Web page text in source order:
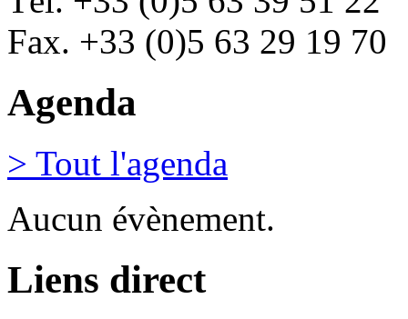
Fax. +33 (0)5 63 29 19 70
Agenda
> Tout l'agenda
Aucun évènement.
Liens direct